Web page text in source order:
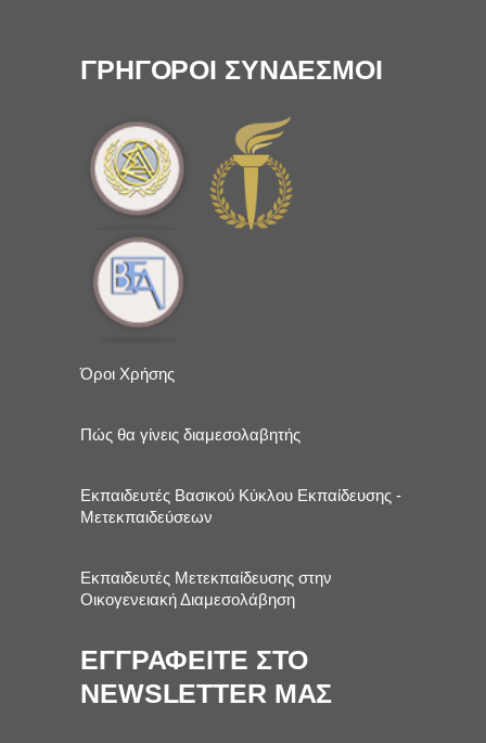
ΓΡΗΓΟΡΟΙ ΣΥΝΔΕΣΜΟΙ
Όροι Χρήσης
Πώς θα γίνεις διαμεσολαβητής
Εκπαιδευτές Βασικού Κύκλου Εκπαίδευσης -
Μετεκπαιδεύσεων
Εκπαιδευτές Μετεκπαίδευσης στην
Οικογενειακή Διαμεσολάβηση
ΕΓΓΡΑΦΕΙΤΕ ΣΤΟ
NEWSLETTER ΜΑΣ